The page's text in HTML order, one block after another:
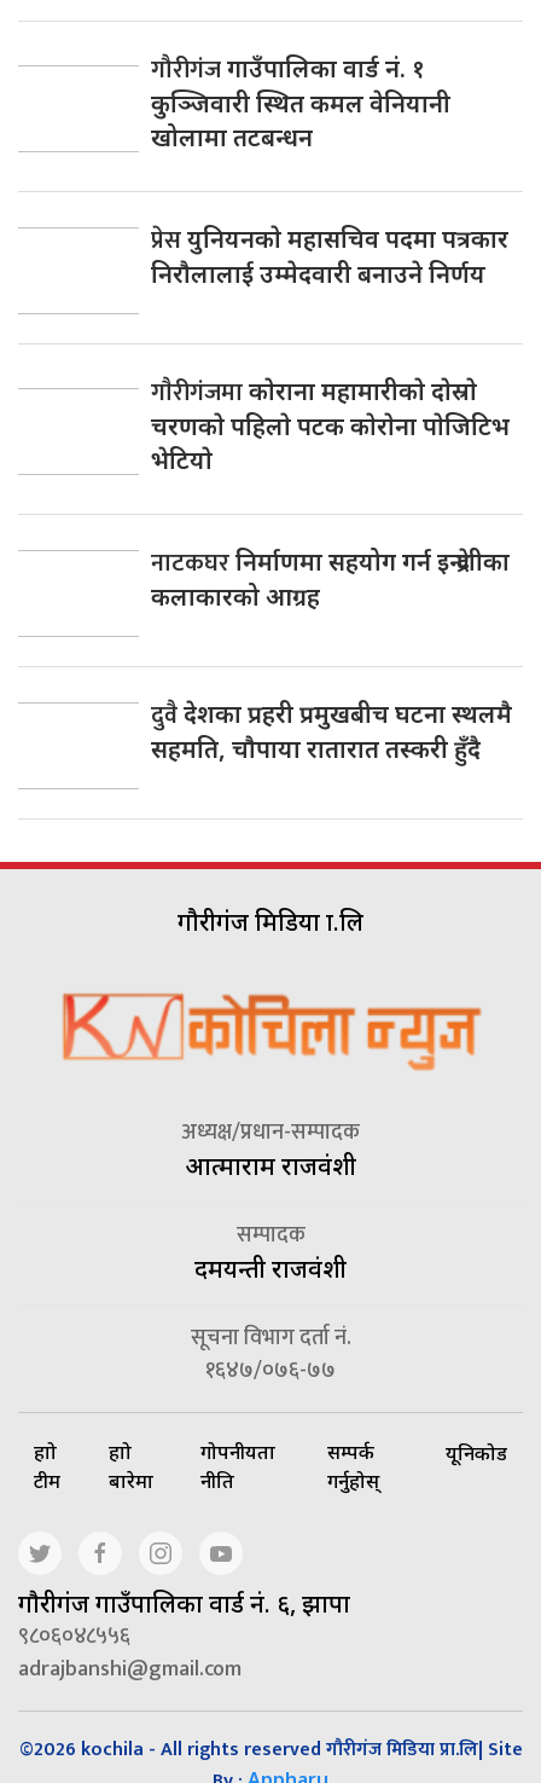
गौरीगंजगाउँपालिका वार्ड नं. १
कुञ्जिवारी स्थित कमल वेनियानी
खोलामा तटबन्धन
प्रेसयुनियनकाे महासचिव पदमा पत्रकार
निराैलालाई उम्मेदवारी बनाउने निर्णय
गाैरीगंजमाकाेराना महामारीकाे दाेस्राे
चरणकाे पहिलाे पटक काेराेना पाेजिटिभ
भेटियाे
नाटकघरनिर्माणमा सहयोग गर्न इन्द्रेणीका
कलाकारको आग्रह
दुवैदेशका प्रहरी प्रमुखबीच घटना स्थलमै
सहमति, चाैपाया रातारात तस्करी हुँदै
गौरीगंज मिडिया प्रा.लि
अध्यक्ष/प्रधान-सम्पादक
आत्माराम राजवंशी
सम्पादक
दमयन्ती राजवंशी
सूचना विभाग दर्ता नं.
१६४७/०७६-७७
हाम्रो
टीम
हाम्रो
बारेमा
गोपनीयता
नीति
सम्पर्क
गर्नुहोस्
यूनिकोड
गाैरीगंज गाउँपालिका वार्ड नं. ६, झापा
९८०६०४८५५६
adrajbanshi@gmail.com
©2026 kochila - All rights reserved गौरीगंज मिडिया प्रा.लि| Site